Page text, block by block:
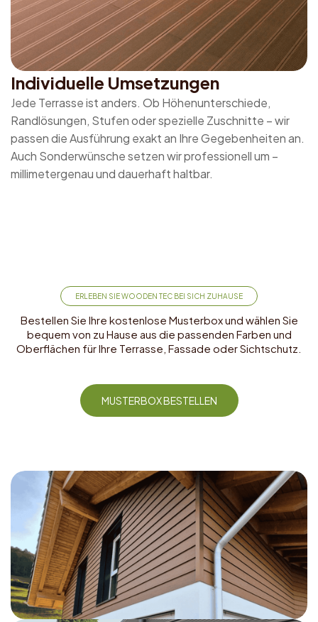
Individuelle Umsetzungen
Jede Terrasse ist anders. Ob Höhenunterschiede,
Randlösungen, Stufen oder spezielle Zuschnitte – wir
passen die Ausführung exakt an Ihre Gegebenheiten an.
Auch Sonderwünsche setzen wir professionell um –
millimetergenau und dauerhaft haltbar.
ERLEBEN SIE WOODEN TEC BEI SICH ZUHAUSE
Bestellen Sie Ihre kostenlose Musterbox und wählen Sie
bequem von zu Hause aus die passenden Farben und
Oberflächen für Ihre Terrasse, Fassade oder Sichtschutz.
MUSTERBOX BESTELLEN